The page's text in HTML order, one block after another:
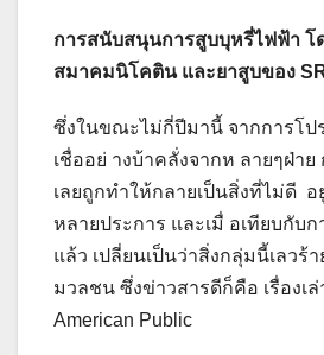
การสนับสนุนการสูบบุหรี่ไฟฟ้า
สมาคมนิโคติน และยาสูบของ
ซึ่งในขณะไม่กี่ปีมานี้ จากการโ
เชื่ออย่ างบ้าคลั่งจากห ลายๆฝ่า
เลยถูกทำให้กลายเป็นสิ่งที่ไม่ดี
หลายประการ และเมื่ อเทียบกับก
แล้ว เปลี่ยนเป็นว่าสิ่งกลุ่มนี้เลวร้
มวลชน ซึ่งข่าวสารดีก็คือ เรื่องเ
American Public